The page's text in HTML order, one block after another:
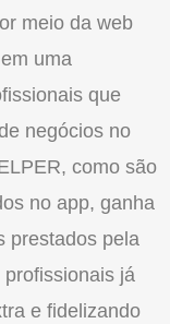
meio da web
uma
que
negócios no
como são
no app, ganha
prestados pela
já
e fidelizando